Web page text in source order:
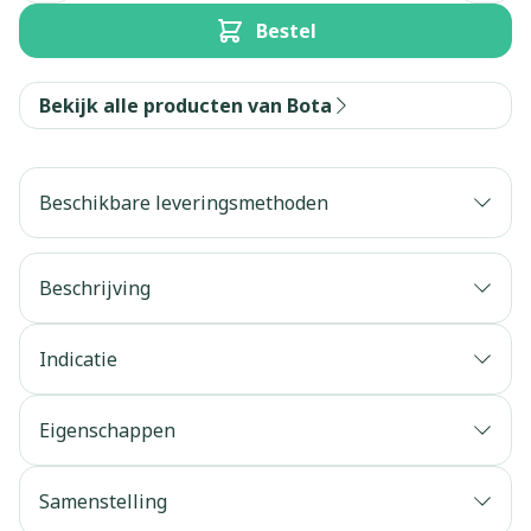
Bestel
Bekijk alle producten van Bota
Beschikbare leveringsmethoden
Beschrijving
Indicatie
Eigenschappen
Samenstelling